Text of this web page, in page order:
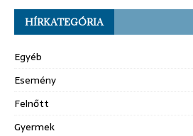
HÍRKATEGÓRIA
Egyéb
Esemény
Felnőtt
Gyermek